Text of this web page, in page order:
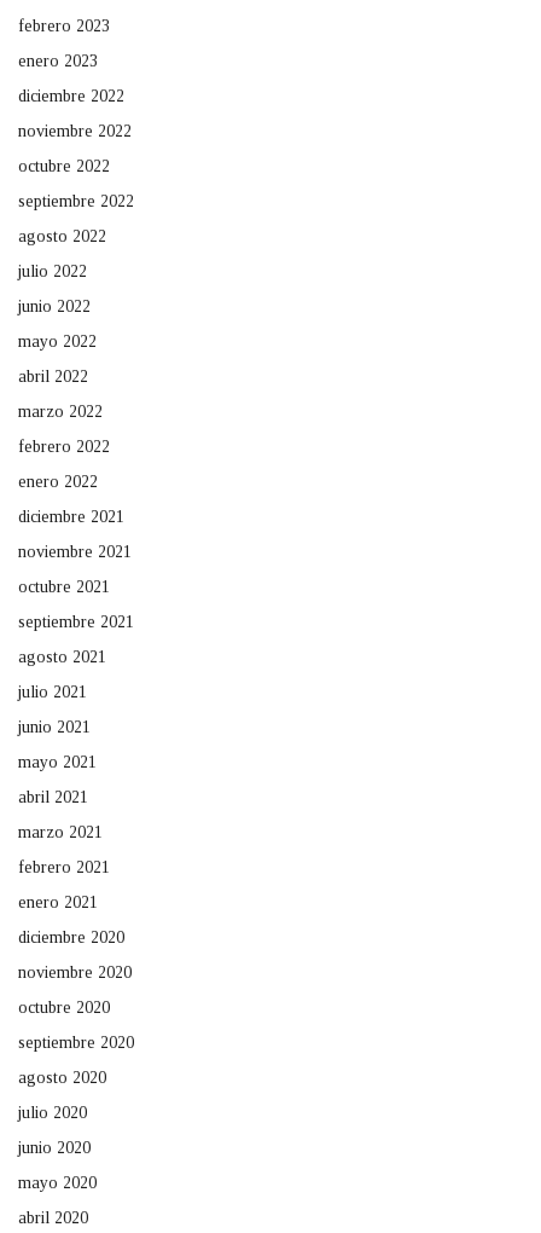
febrero 2023
enero 2023
diciembre 2022
noviembre 2022
octubre 2022
septiembre 2022
agosto 2022
julio 2022
junio 2022
mayo 2022
abril 2022
marzo 2022
febrero 2022
enero 2022
diciembre 2021
noviembre 2021
octubre 2021
septiembre 2021
agosto 2021
julio 2021
junio 2021
mayo 2021
abril 2021
marzo 2021
febrero 2021
enero 2021
diciembre 2020
noviembre 2020
octubre 2020
septiembre 2020
agosto 2020
julio 2020
junio 2020
mayo 2020
abril 2020